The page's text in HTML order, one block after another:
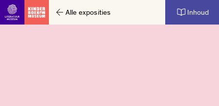
Ga direct naar inhoudAlle exposities Inhoud